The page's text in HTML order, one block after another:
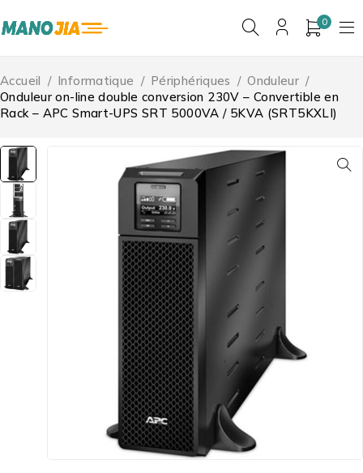
0
Accueil / Informatique / Périphériques / Onduleur /
Onduleur on-line double conversion 230V – Convertible en
Rack – APC Smart-UPS SRT 5000VA / 5KVA (SRT5KXLI)